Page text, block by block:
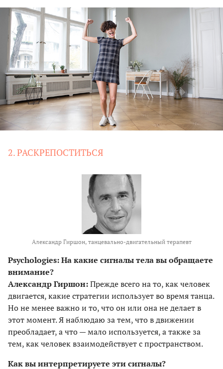
2. РАСКРЕПОСТИТЬСЯ
Александр Гиршон, танцевально-двигательный терапевт
Psychologies: На какие сигналы тела вы обращаете
внимание?
Александр Гиршон:Прежде всего на то, как человек
двигается, какие стратегии использует во время танца.
Но не менее важно и то, что он или она не делает в
этот момент. Я наблюдаю за тем, что в движении
преобладает, а что — мало используется, а также за
тем, как человек взаимодействует с пространством.
Как вы интерпретируете эти сигналы?